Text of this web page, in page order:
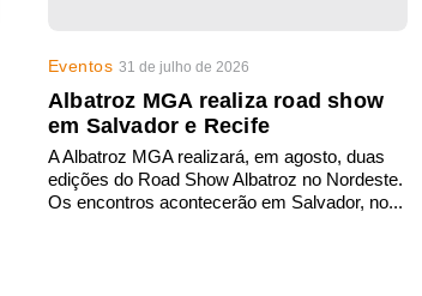
Eventos 31 de julho de 2026
Albatroz MGA realiza road show
em Salvador e Recife
A Albatroz MGA realizará, em agosto, duas
edições do Road Show Albatroz no Nordeste.
Os encontros acontecerão em Salvador, no...